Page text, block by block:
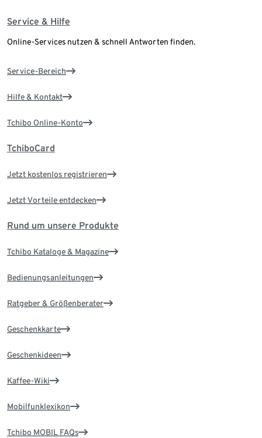
Service & Hilfe
Online-Services nutzen & schnell Antworten finden.
Service-Bereich
Hilfe & Kontakt
Tchibo Online-Konto
TchiboCard
Jetzt kostenlos registrieren
Jetzt Vorteile entdecken
Rund um unsere Produkte
Tchibo Kataloge & Magazine
Bedienungsanleitungen
Ratgeber & Größenberater
Geschenkkarte
Geschenkideen
Kaffee-Wiki
Mobilfunklexikon
Tchibo MOBIL FAQs